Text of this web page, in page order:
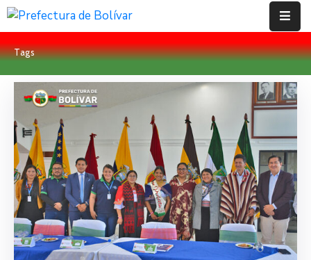
Inicio
Institución
Bolívar
Proyectos
Rendición
De
Cuentas
Transparencia
Tags